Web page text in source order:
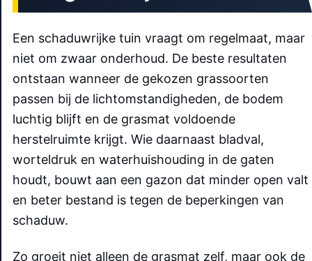
Een schaduwrijke tuin vraagt om regelmaat, maar
niet om zwaar onderhoud. De beste resultaten
ontstaan wanneer de gekozen grassoorten
passen bij de lichtomstandigheden, de bodem
luchtig blijft en de grasmat voldoende
herstelruimte krijgt. Wie daarnaast bladval,
worteldruk en waterhuishouding in de gaten
houdt, bouwt aan een gazon dat minder open valt
en beter bestand is tegen de beperkingen van
schaduw.
Zo groeit niet alleen de grasmat zelf, maar ook de